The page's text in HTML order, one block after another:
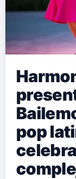
pop